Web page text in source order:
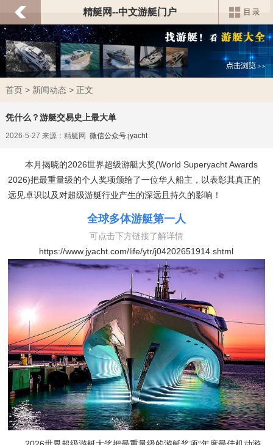
精艇网--中文游艇门户
首页> 新闻动态> 正文
凭什么？游艇交易史上最大单
2026-5-27 来源：精艇网 微信公众号:jyacht
本月揭晓的2026世界超级游艇大奖(World Superyacht Awards
2026)把最重量级的个人奖项颁给了一位华人船主，以表彰其真正的
远见卓识以及对超级游艇行业产生的深远且持久的影响！
全球多体游艇第一人
可点击下方链接了解详情
https://www.jyacht.com/life/ytr/j04202651914.shtml